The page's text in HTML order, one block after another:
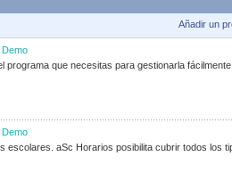
Añadir un
Demo
que necesitas para gestionarla
Demo
escolares. aSc Horarios posibilita cubrir todos los